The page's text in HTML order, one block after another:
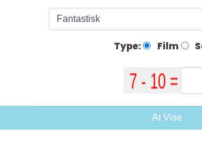
Type: Film
At Vise